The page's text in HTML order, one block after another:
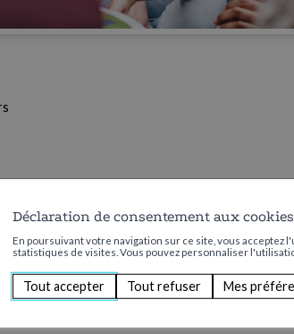
Déclaration de consentement aux cookies
En poursuivant votre navigation sur ce site, vous
statistiques de visites. Vous pouvez personnaliser
Tout accepter Tout refuser Mes